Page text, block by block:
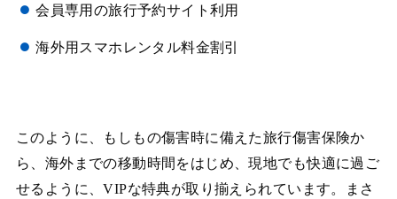
会員専用の旅行予約サイト利用
海外用スマホレンタル料金割引
このように、もしもの傷害時に備えた旅行傷害保険か
ら、海外までの移動時間をはじめ、現地でも快適に過ご
せるように、VIPな特典が取り揃えられています。まさ